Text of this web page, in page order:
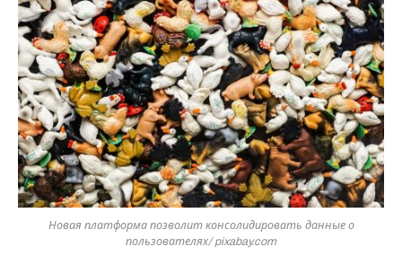
Новая платформа позволит консолидировать данные о
пользователях/ pixabay.com